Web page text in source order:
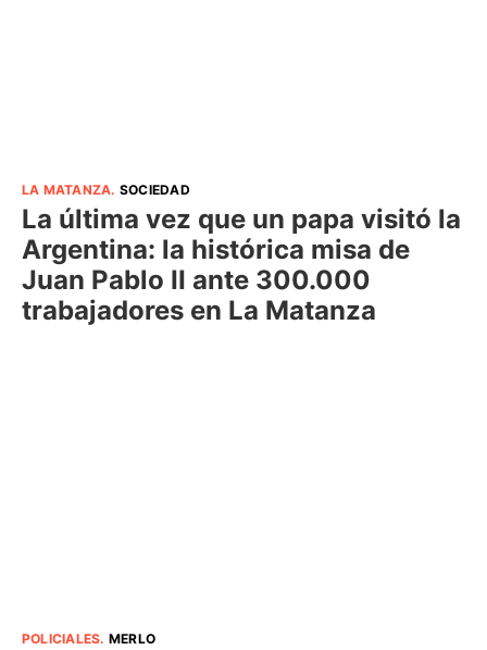
LA MATANZA. SOCIEDAD
La última vez que un papa visitó la
Argentina: la histórica misa de
Juan Pablo II ante 300.000
trabajadores en La Matanza
POLICIALES. MERLO